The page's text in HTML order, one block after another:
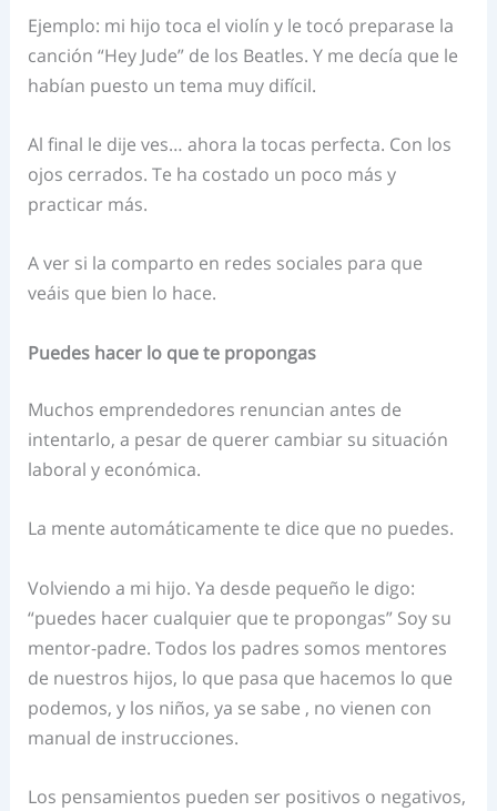
Ejemplo: mi hijo toca el violín y le tocó preparase la
canción “Hey Jude” de los Beatles. Y me decía que le
habían puesto un tema muy difícil.
Al final le dije ves… ahora la tocas perfecta. Con los
ojos cerrados. Te ha costado un poco más y
practicar más.
A ver si la comparto en redes sociales para que
veáis que bien lo hace.
Puedes hacer lo que te propongas
Muchos emprendedores renuncian antes de
intentarlo, a pesar de querer cambiar su situación
laboral y económica.
La mente automáticamente te dice que no puedes.
Volviendo a mi hijo. Ya desde pequeño le digo:
“puedes hacer cualquier que te propongas” Soy su
mentor-padre. Todos los padres somos mentores
de nuestros hijos, lo que pasa que hacemos lo que
podemos, y los niños, ya se sabe , no vienen con
manual de instrucciones.
Los pensamientos pueden ser positivos o negativos,